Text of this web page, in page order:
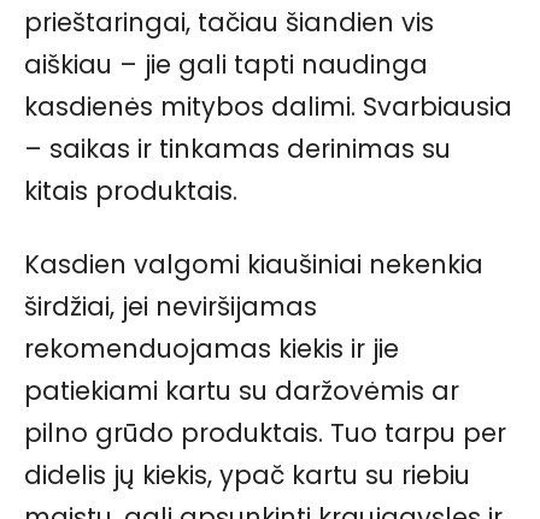
prieštaringai, tačiau šiandien vis
aiškiau – jie gali tapti naudinga
kasdienės mitybos dalimi. Svarbiausia
– saikas ir tinkamas derinimas su
kitais produktais.
Kasdien valgomi kiaušiniai nekenkia
širdžiai, jei neviršijamas
rekomenduojamas kiekis ir jie
patiekiami kartu su daržovėmis ar
pilno grūdo produktais. Tuo tarpu per
didelis jų kiekis, ypač kartu su riebiu